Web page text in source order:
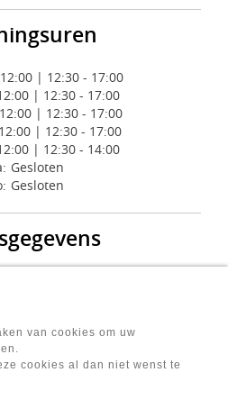
| 12:30 - 17:00
| 12:30 - 17:00
| 12:30 - 17:00
| 12:30 - 17:00
| 12:30 - 14:00
Gesloten
Gesloten
België
02/420.52.00
zijn niet contractueel
van cookies om uw
cookies al dan niet wenst te